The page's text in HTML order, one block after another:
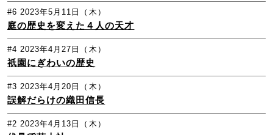
#6 2023年5月11日（木）
庭の歴史を変えた４人の天才
#4 2023年4月27日（木）
祇園にぎわいの歴史
#3 2023年4月20日（木）
誤解だらけの織田信長
#2 2023年4月13日（木）